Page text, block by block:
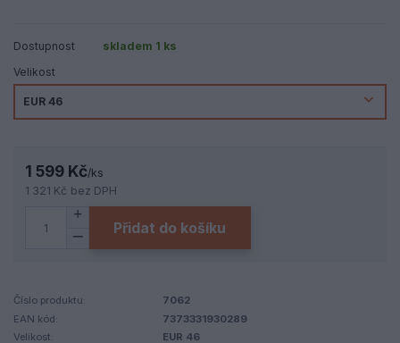
Dostupnost
skladem 1 ks
Velikost
1 599 Kč/ks
1 321 Kč bez DPH
Přidat do košíku
Číslo produktu:
7062
EAN kód:
7373331930289
Velikost:
EUR 46